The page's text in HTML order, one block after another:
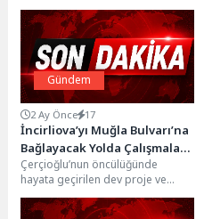
Gündem
2 Ay Önce 17
İncirliova’yı Muğla Bulvarı’na
Bağlayacak Yolda Çalışmalar
Sürüyor
Çerçioğlu’nun öncülüğünde
hayata geçirilen dev proje ve
yatırımlar, 17 ilçenin tamamında
eş zamanlı olarak vatandaşlarla...